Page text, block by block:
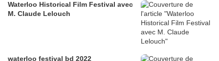
Waterloo Historical Film Festival avec
M. Claude Lelouch
waterloo festival bd 2022